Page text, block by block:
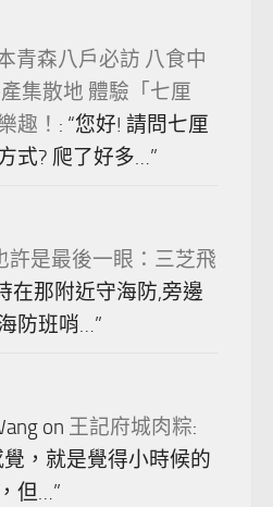
青森八戶必訪 八食中
集散地 體驗「七厘
趣！ : “您好! 請問七厘
式? 爬了好多…”
許是最後一眼：三芝飛
在那附近守海防,旁邊
防班哨…”
on 王記府城肉粽:
，就是覺得小時候的
但…”